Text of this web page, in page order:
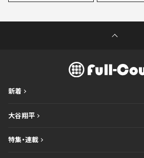
新着
大谷翔平
特集・連載